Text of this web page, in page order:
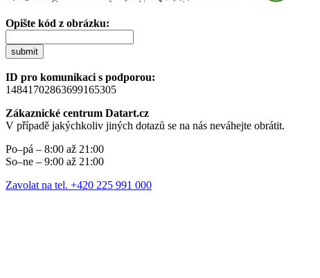
Opište kód z obrázku:
submit
ID pro komunikaci s podporou:
14841702863699165305
Zákaznické centrum Datart.cz
V případě jakýchkoliv jiných dotazů se na nás neváhejte obrátit.
Po–pá – 8:00 až 21:00
So–ne – 9:00 až 21:00
Zavolat na tel. +420 225 991 000